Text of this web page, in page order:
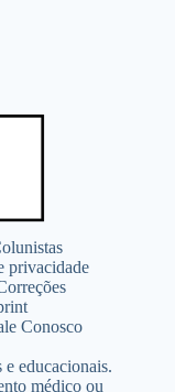
privacidade
Conosco
educacionais.
médico ou